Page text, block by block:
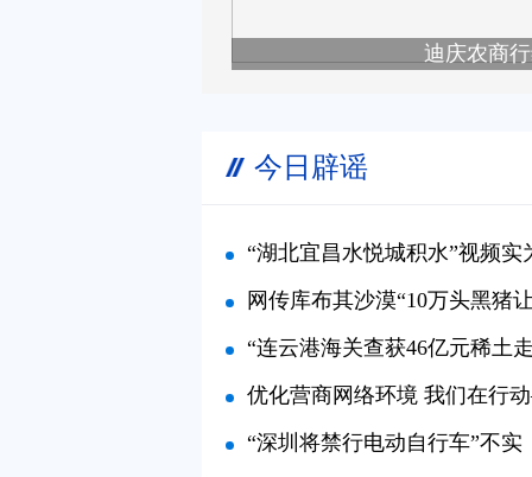
迪庆农商
今日辟谣
“湖北宜昌水悦城积水”视频实为去年画
网传库布其沙漠“10万头黑猪让沙漠变绿洲”
“连云港海关查获46亿元稀土走私案”系谣
优化营商网络环境 我们在行动——涉企网络
“深圳将禁行电动自行车”不实